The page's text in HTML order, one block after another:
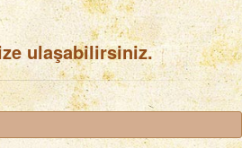
ulaşabilirsiniz.